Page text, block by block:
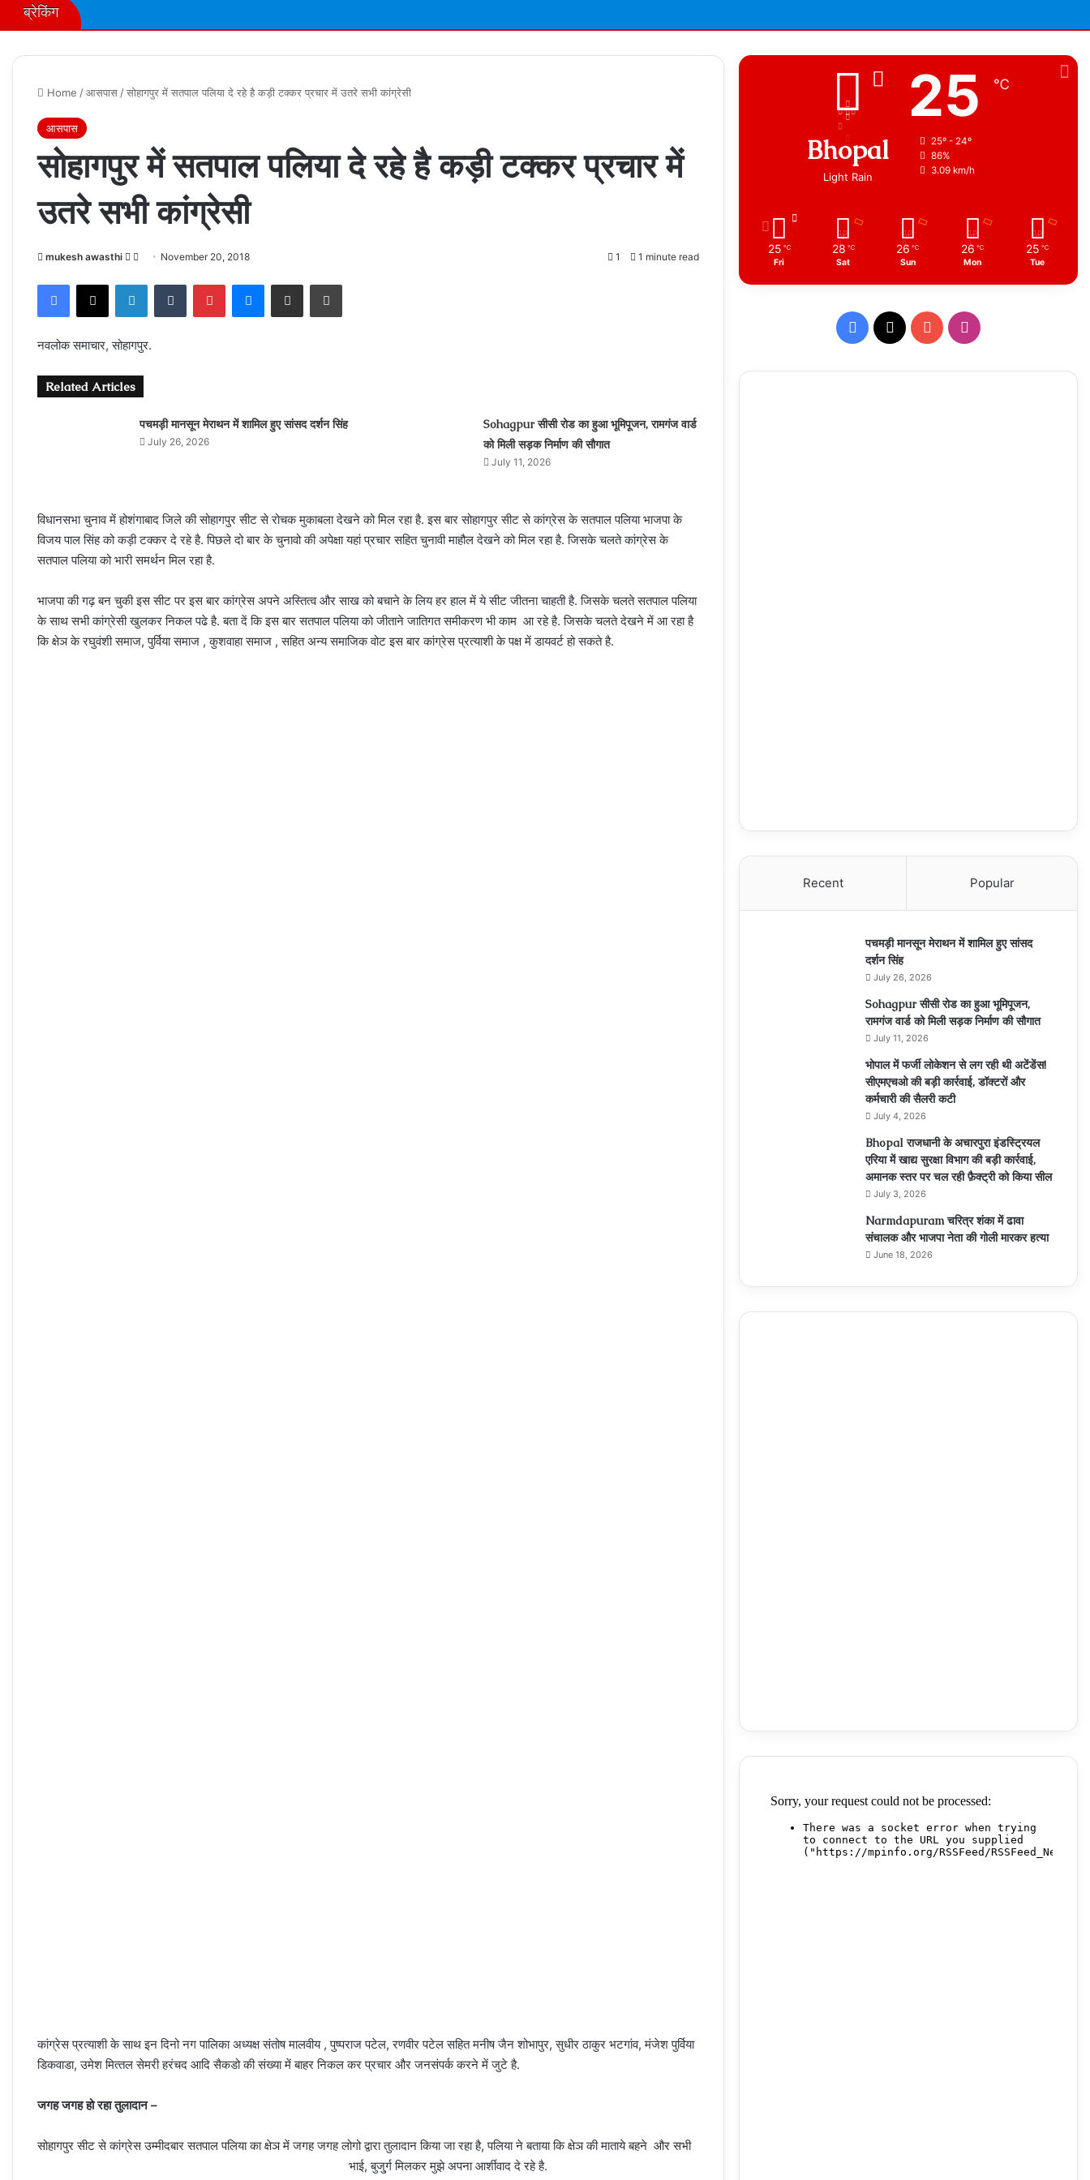
ब्रेकिंग
Home /आसपास /सोहागपुर में सतपाल पलिया दे रहे है कड़ी टक्‍कर प्रचार में उतरे सभी कांग्रेसी
आसपास
सोहागपुर में सतपाल पलिया दे रहे है कड़ी टक्‍कर प्रचार में
उतरे सभी कांग्रेसी
mukesh awasthi
Follow
X
Send November 20, 2018 1 1 minute read
Facebook
X LinkedInTumblr PinterestMessenger
Share via Email Print
नवलोक समाचार, सोहागपुर.
Related Articles
पचमड़ी मानसून मेराथन में शामिल हुए सांसद दर्शन सिंह
July 26, 2026
Sohagpur सीसी रोड का हुआ भूमिपूजन, रामगंज वार्ड
को मिली सड़क निर्माण की सौगात
July 11, 2026
विधानसभा चुनाव में होशंगाबाद जिले की सोहागपुर सीट से रोचक मुकाबला देखने को मिल रहा है. इस बार सोहागपुर सीट से कांग्रेस के सतपाल पलिया भाजपा के
विजय पाल सिंह को कड़ी टक्‍कर दे रहे है. पिछले दो बार के चुनावो की अपेक्षा यहां प्रचार सहित चुनावी माहौल देखने को मिल रहा है. जिसके चलते कांग्रेस के
सतपाल पलिया को भारी समर्थन मिल रहा है.
भाजपा की गढ़ बन चुकी इस सीट पर इस बार कांग्रेस अपने अस्तित्‍व और साख को बचाने के लिय हर हाल में ये सीट जीतना चाहती है. जिसके चलते सतपाल पलिया
के साथ सभी कांग्रेसी खुलकर निकल पढे है. बता दें कि इस बार सतपाल पलिया को जीताने जातिगत समीकरण भी काम आ रहे है. जिसके चलते देखने में आ रहा है
कि क्षेञ के रघुवंशी समाज, पुर्विया समाज , कुशवाहा समाज , सहित अन्‍य समाजिक वोट इस बार कांग्रेस प्रत्‍याशी के पक्ष में डायवर्ट हो सकते है.
कांग्रेस प्रत्‍याशी के साथ इन दिनो नग पालिका अध्‍यक्ष संतोष मालवीय , पुष्‍पराज पटेल, रणवीर पटेल सहित मनीष जैन शोभापुर, सुधीर ठाकुर भटगांव, मंजेश पुर्विया
डिकवाडा, उमेश मित्‍तल सेमरी हरंचद आदि सैकडो की संख्‍या में बाहर निकल कर प्रचार और जनसंपर्क करने में जुटे है.
जगह जगह हो रहा तुलादान –
सोहागपुर सीट से कांग्रेस उम्‍मीदबार सतपाल पलिया का क्षेञ में जगह जगह लोगो द्वारा तुलादान किया जा रहा है, पलिया ने बताया कि क्षेञ की माताये बहने और सभी
भाई, बुजु्र्ग मिलकर मुझे अपना आर्शीवाद दे रहे है.
Bhopal
Light Rain
25 ℃
25º - 24º
86%
3.09 km/h
25 ℃
Fri
28 ℃
Sat
26 ℃
Sun
26 ℃
Mon
25 ℃
Tue
Facebook
X YouTubeInstagram
Recent Popular
पचमड़ी मानसून मेराथन में शामिल हुए सांसद
दर्शन सिंह
July 26, 2026
Sohagpur सीसी रोड का हुआ भूमिपूजन,
रामगंज वार्ड को मिली सड़क निर्माण की सौगात
July 11, 2026
भोपाल में फर्जी लोकेशन से लग रही थी अटेंडेंस!
सीएमएचओ की बड़ी कार्रवाई, डॉक्टरों और
कर्मचारी की सैलरी कटी
July 4, 2026
Bhopal राजधानी के अचारपुरा इंडस्ट्रियल
एरिया में खाद्य सुरक्षा विभाग की बड़ी कार्रवाई,
अमानक स्तर पर चल रही फ़ैक्ट्री को किया सील
July 3, 2026
Narmdapuram चरित्र शंका में ढावा
संचालक और भाजपा नेता की गोली मारकर हत्या
June 18, 2026